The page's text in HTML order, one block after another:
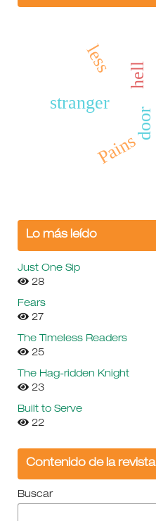
stranger
door
hell
Pains
less
Lo más leído
Just One Sip
28
Fears
27
The Timeless Readers
25
The Hag-ridden Knight
23
Built to Serve
22
Contenido de la revista
Buscar